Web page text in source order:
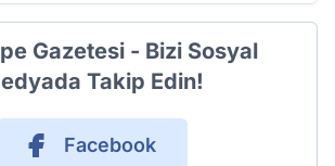
Gazetesi - Bizi Sosyal
Takip Edin!
Facebook